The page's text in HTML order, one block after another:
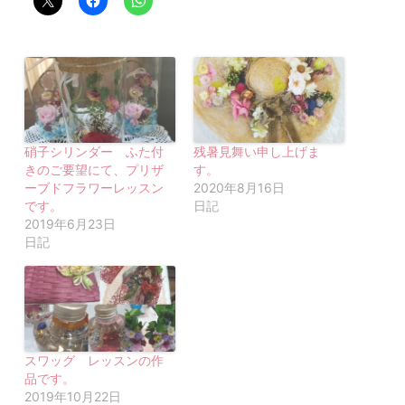
硝子シリンダー ふた付
きのご要望にて、プリザ
ーブドフラワーレッスン
です。
2019年6月23日
日記
残暑見舞い申し上げま
す。
2020年8月16日
日記
スワッグ レッスンの作
品です。
2019年10月22日